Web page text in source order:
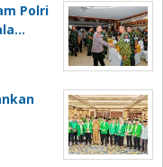
Polri